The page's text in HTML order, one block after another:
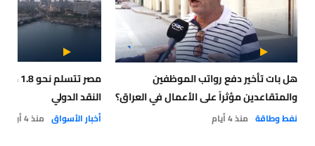
هل بات تأخير دفع رواتب الموظفين
والمتقاعدين مؤثراً على الأعمال في العراق؟
نفط وطاقة منذ 4 أيام
مصر
النقد الدولي
أخبار الأسواق منذ 4 أيام